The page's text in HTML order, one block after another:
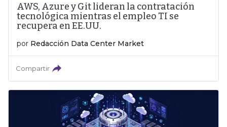
AWS, Azure y Git lideran la contratación
tecnológica mientras el empleo TI se
recupera en EE.UU.
por Redacción Data Center Market
Compartir